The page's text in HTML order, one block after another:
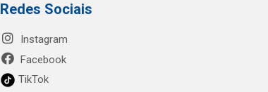
Redes Sociais
Instagram
Facebook
TikTok